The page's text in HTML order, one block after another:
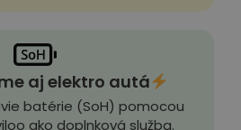
aj elektro autá
batérie (SoH) pomocou
ako doplnková služba.